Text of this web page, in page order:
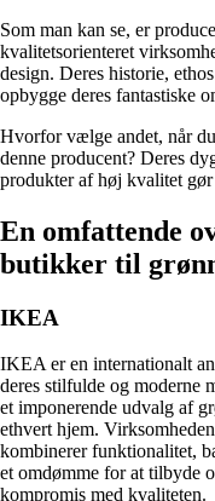
Som man kan se, er
kvalitetsorienteret
design. Deres historie,
opbygge deres fantastiske
Hvorfor vælge andet, når
denne producent? Deres
produkter af høj kvalitet
En omfattende
butikker til
IKEA
IKEA er en internationalt
deres stilfulde og moderne
et imponerende udvalg af
ethvert hjem.
kombinerer funktionalitet,
et omdømme for at tilbyde
kompromis med kvaliteten.